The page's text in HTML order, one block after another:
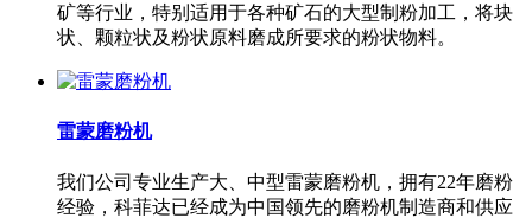
矿等行业，特别适用于各种矿石的大型制粉加工，将块
状、颗粒状及粉状原料磨成所要求的粉状物料。
雷蒙磨粉机
我们公司专业生产大、中型雷蒙磨粉机，拥有22年磨粉
经验，科菲达已经成为中国领先的磨粉机制造商和供应